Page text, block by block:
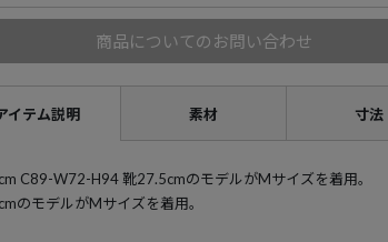
商品についてのお問い合わせ
イテム説明 素材 寸法
C89-W72-H94 靴27.5cmのモデルがMサイズを着用。
のモデルがMサイズを着用。